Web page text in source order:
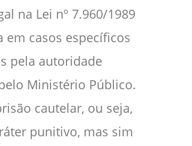
na Lei nº 7.960/1989
em casos específicos
pela autoridade
Ministério Público.
cautelar, ou seja,
punitivo, mas sim